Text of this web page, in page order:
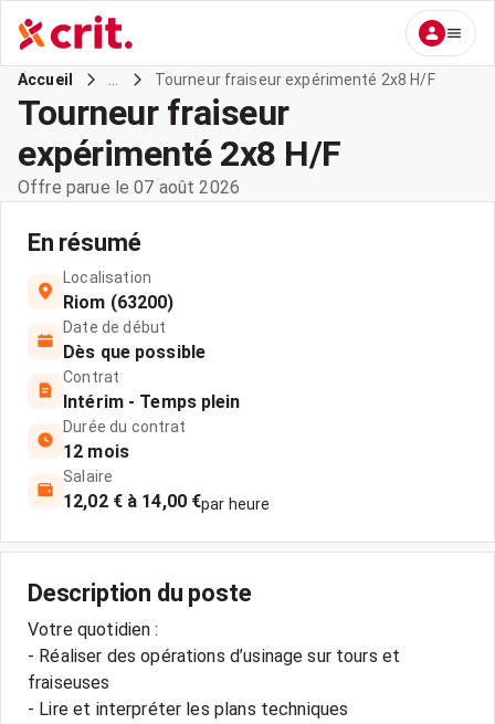
Accueil Tourneur fraiseur expérimenté 2x8 H/F
Tourneur fraiseur
expérimenté 2x8 H/F
Offre parue le 07 août 2026
En résumé
Localisation
Riom (63200)
Date de début
Dès que possible
Contrat
Intérim - Temps plein
Durée du contrat
12 mois
Salaire
12,02 € à 14,00 €par heure
Description du poste
Votre quotidien :
- Réaliser des opérations d’usinage sur tours et
fraiseuses
- Lire et interpréter les plans techniques